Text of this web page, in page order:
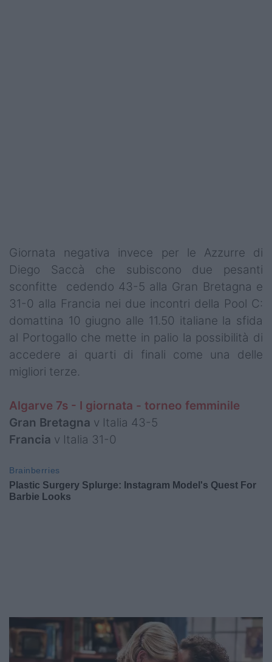
Giornata negativa invece per le Azzurre di
Diego Saccà che subiscono due pesanti
sconfitte cedendo 43-5 alla Gran Bretagna e
31-0 alla Francia nei due incontri della Pool C:
domattina 10 giugno alle 11.50 italiane la sfida
al Portogallo che mette in palio la possibilità di
accedere ai quarti di finali come una delle
migliori terze.
Algarve 7s - I giornata - torneo femminile
Gran Bretagna v Italia 43-5
Francia v Italia 31-0